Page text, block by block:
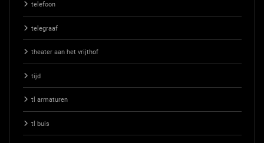
telefoon
telegraaf
theater aan het vrijthof
tijd
tl armaturen
tl buis